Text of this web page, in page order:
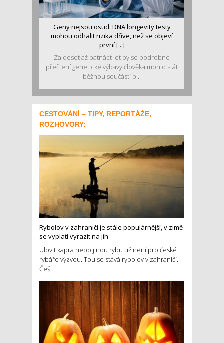
Geny nejsou osud. DNA longevity testy
mohou odhalit rizika dříve, než se objeví
první [...]
Za deset až patnáct let by se podrobné
přečtení genetické výbavy člověka mohlo stát
běžnou součástí p...
CESTOVÁNÍ – TIPY, REPORTÁŽE,
ROZHOVORY:
Rybolov v zahraničí je stále populárnější, v zimě
se vyplatí vyrazit na jih
Ulovit kapra nebo jinou rybu už není pro české
rybáře výzvou. Tou se stává rybolov v zahraničí.
Češ...